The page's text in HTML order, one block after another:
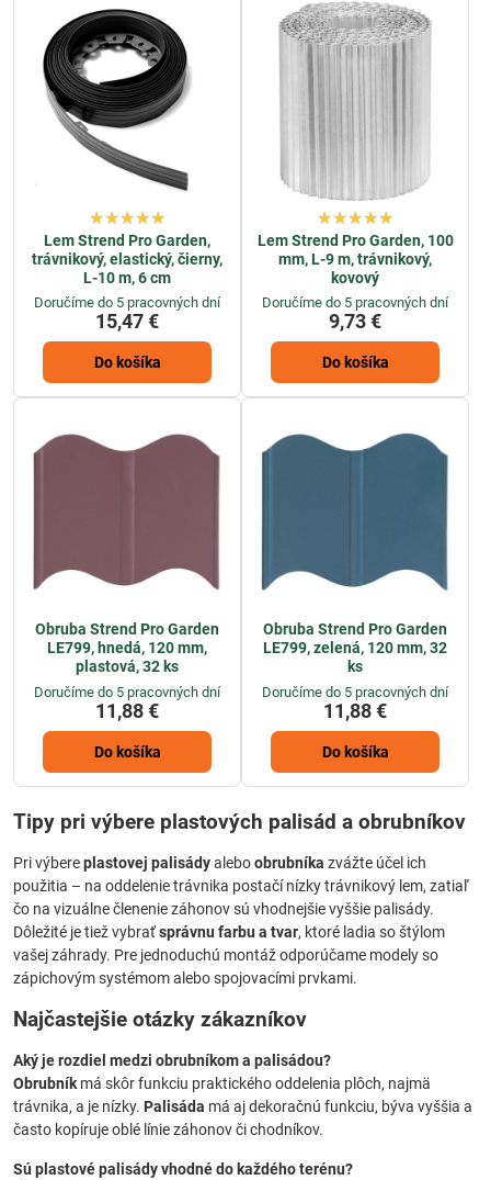
Lem Strend Pro Garden,
trávnikový, elastický, čierny,
L-10 m, 6 cm
Doručíme do 5 pracovných dní
15,47 €
Do košíka
Lem Strend Pro Garden, 100
mm, L-9 m, trávnikový,
kovový
Doručíme do 5 pracovných dní
9,73 €
Do košíka
Obruba Strend Pro Garden
LE799, hnedá, 120 mm,
plastová, 32 ks
Doručíme do 5 pracovných dní
11,88 €
Do košíka
Obruba Strend Pro Garden
LE799, zelená, 120 mm, 32
ks
Doručíme do 5 pracovných dní
11,88 €
Do košíka
Tipy pri výbere plastových palisád a obrubníkov
Pri výbereplastovej palisádyaleboobrubníka zvážte účel ich
použitia – na oddelenie trávnika postačí nízky trávnikový lem, zatiaľ
čo na vizuálne členenie záhonov sú vhodnejšie vyššie palisády.
Dôležité je tiež vybraťsprávnu farbu a tvar, ktoré ladia so štýlom
vašej záhrady. Pre jednoduchú montáž odporúčame modely so
zápichovým systémom alebo spojovacími prvkami.
Najčastejšie otázky zákazníkov
Aký je rozdiel medzi obrubníkom a palisádou?
Obrubník má skôr funkciu praktického oddelenia plôch, najmä
trávnika, a je nízky. Palisáda má aj dekoračnú funkciu, býva vyššia a
často kopíruje oblé línie záhonov či chodníkov.
Sú plastové palisády vhodné do každého terénu?